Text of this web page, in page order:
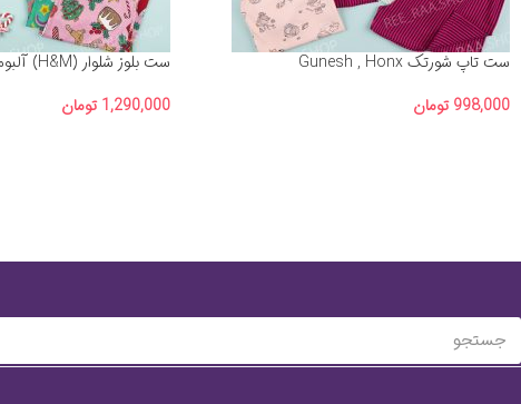
ست تاپ شورتک Gunesh , Honx
998,000 تومان
ست بلوز شلوار (H&M) آلبوم شماره 4
1,290,000 تومان